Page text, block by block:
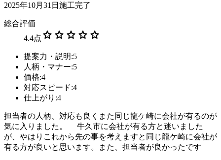
2025年10月31日施工完了
総合評価
4.4点 star star star star star
提案力・説明:5
人柄・マナー:5
価格:4
対応スピード:4
仕上がり:4
担当者の人柄、対応も良くまた同じ龍ケ崎に会社が有るのが
気に入りました。 牛久市に会社が有る方と迷いました
が、やはりこれから先の事を考えますと同じ龍ケ崎に会社が
有る方が良いと思います。また、担当者が良かったです